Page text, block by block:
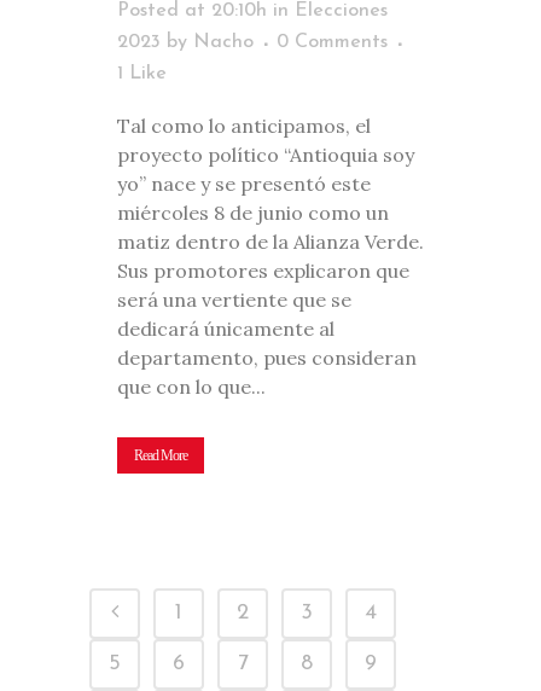
Posted at 20:10h in
Elecciones
2023 by Nacho
0 Comments
1
Like
Tal como lo anticipamos, el
proyecto político “Antioquia soy
yo” nace y se presentó este
miércoles 8 de junio como un
matiz dentro de la Alianza Verde.
Sus promotores explicaron que
será una vertiente que se
dedicará únicamente al
departamento, pues consideran
que con lo que...
Read More
1 2 3 4
5 6 7 8 9